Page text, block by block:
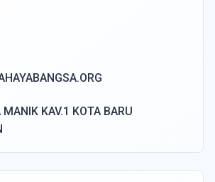
KAV.1 KOTA BARU